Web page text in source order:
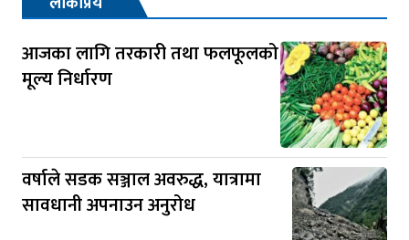
आजका लागि तरकारी तथा फलफूलको
मूल्य निर्धारण
वर्षाले सडक सञ्जाल अवरुद्ध, यात्रामा
सावधानी अपनाउन अनुरोध